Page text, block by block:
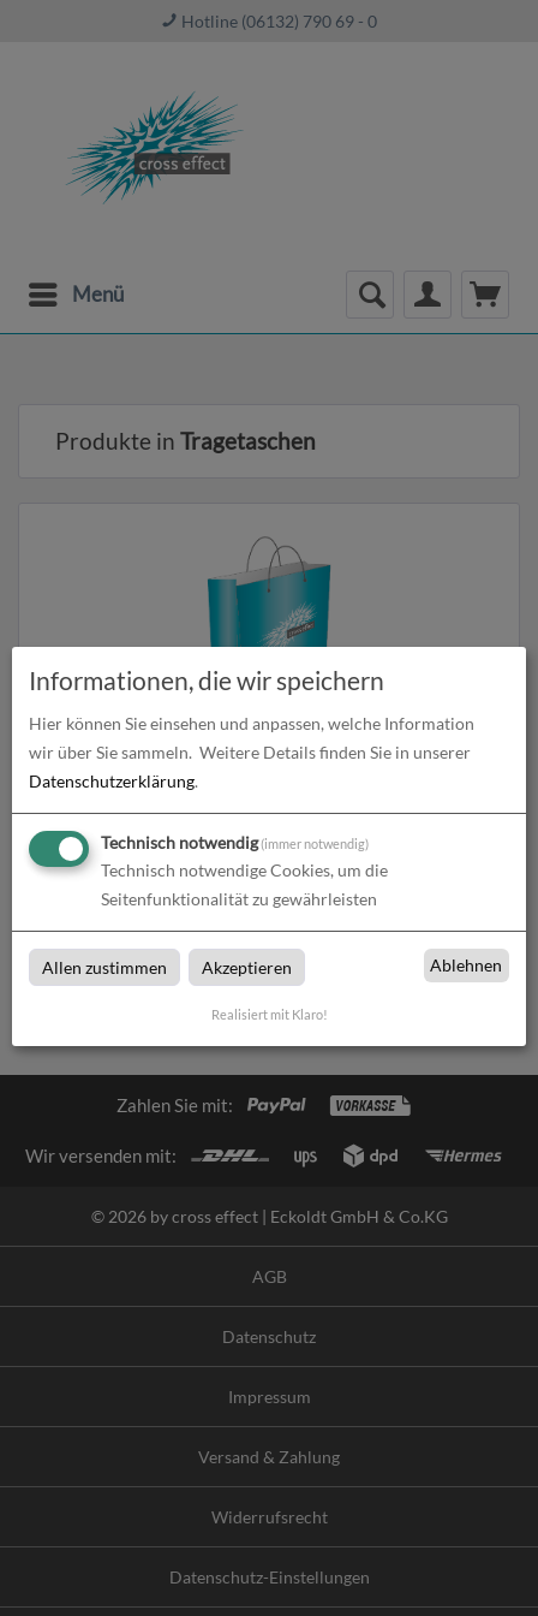
Hotline (06132) 790 69 - 0
Menü
Produkte in Tragetaschen
Papiertragetaschen
zum Artikel
Tragetaschen
Zahlen Sie mit:
Wir versenden mit:
© 2026 by cross effect | Eckoldt GmbH & Co.KG
AGB
Datenschutz
Impressum
Versand & Zahlung
Widerrufsrecht
Datenschutz-Einstellungen
Informationen, die wir speichern
Hier können Sie einsehen und anpassen, welche Information
wir über Sie sammeln. Weitere Details finden Sie in unserer
Datenschutzerklärung.
Technisch notwendig(immer notwendig)
Technisch notwendige Cookies, um die
Seitenfunktionalität zu gewährleisten
Allen zustimmen Akzeptieren Ablehnen
Realisiert mit Klaro!